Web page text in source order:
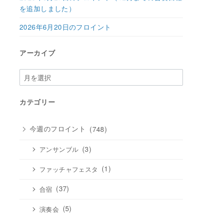
を追加しました）
2026年6月20日のフロイント
アーカイブ
ア
ー
イ
カテゴリー
今週のフロイント (748)
アンサンブル (3)
ファッチャフェスタ (1)
合宿 (37)
演奏会 (5)